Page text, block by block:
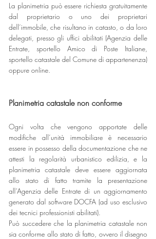
La planimetria può essere richiesta gratuitamente
dal proprietario o uno dei proprietari
dell’immobile, che risultano in catasto, o da loro
delegati, presso gli uffici abilitati (Agenzia delle
Entrate, sportello Amico di Poste Italiane,
sportello catastale del Comune di appartenenza)
oppure online.
Planimetria catastale non conforme
Ogni volta che vengono apportate delle
modifiche all’unità immobiliare è necessario
essere in possesso della documentazione che ne
attesti la regolarità urbanistico edilizia, e la
planimetria catastale deve essere aggiornata
allo stato di fatto tramite la presentazione
all’Agenzia delle Entrate di un aggiornamento
generato dal software DOCFA (ad uso esclusivo
dei tecnici professionisti abilitati).
Può succedere che la planimetria catastale non
sia conforme allo stato di fatto, ovvero il disegno